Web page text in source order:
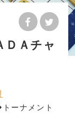
ＤＡチャ
ーナメント